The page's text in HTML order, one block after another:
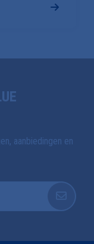
aanbiedingen en